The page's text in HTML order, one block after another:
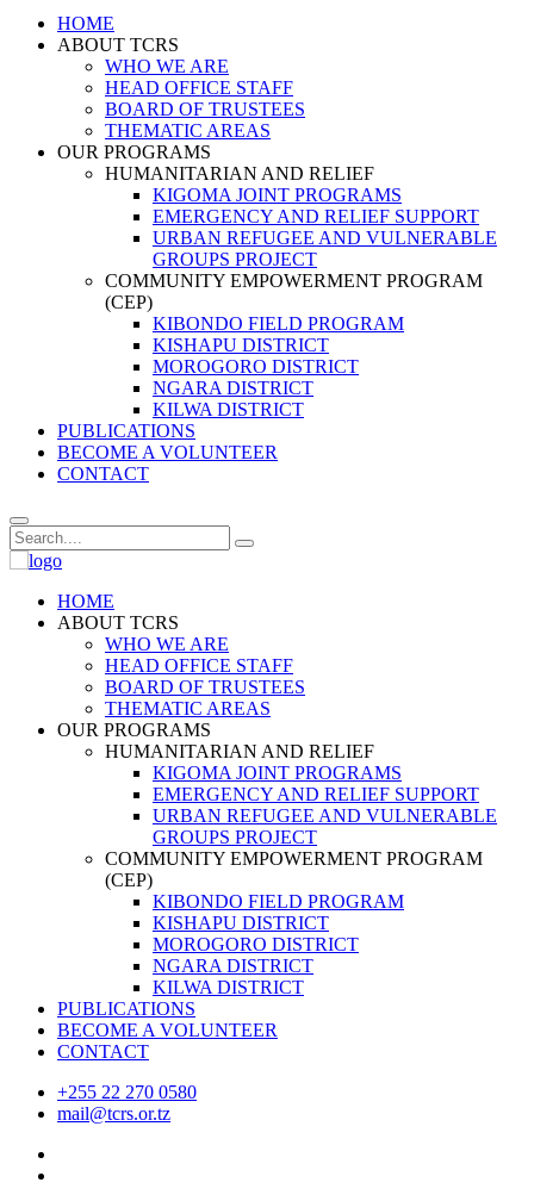
HOME
ABOUT TCRS
WHO WE ARE
HEAD OFFICE STAFF
BOARD OF TRUSTEES
THEMATIC AREAS
OUR PROGRAMS
HUMANITARIAN AND RELIEF
KIGOMA JOINT PROGRAMS
EMERGENCY AND RELIEF SUPPORT
URBAN REFUGEE AND VULNERABLE
GROUPS PROJECT
COMMUNITY EMPOWERMENT PROGRAM
(CEP)
KIBONDO FIELD PROGRAM
KISHAPU DISTRICT
MOROGORO DISTRICT
NGARA DISTRICT
KILWA DISTRICT
PUBLICATIONS
BECOME A VOLUNTEER
CONTACT
HOME
ABOUT TCRS
WHO WE ARE
HEAD OFFICE STAFF
BOARD OF TRUSTEES
THEMATIC AREAS
OUR PROGRAMS
HUMANITARIAN AND RELIEF
KIGOMA JOINT PROGRAMS
EMERGENCY AND RELIEF SUPPORT
URBAN REFUGEE AND VULNERABLE
GROUPS PROJECT
COMMUNITY EMPOWERMENT PROGRAM
(CEP)
KIBONDO FIELD PROGRAM
KISHAPU DISTRICT
MOROGORO DISTRICT
NGARA DISTRICT
KILWA DISTRICT
PUBLICATIONS
BECOME A VOLUNTEER
CONTACT
+255 22 270 0580
mail@tcrs.or.tz